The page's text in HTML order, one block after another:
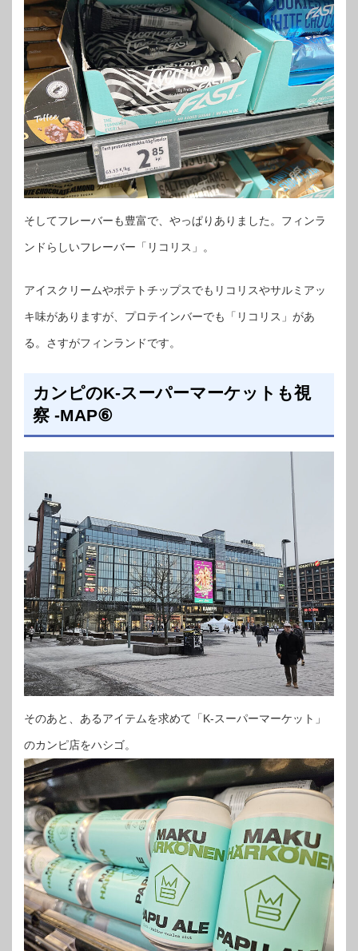
そしてフレーバーも豊富で、やっぱりありました。フィンラ
ンドらしいフレーバー「リコリス」。
アイスクリームやポテトチップスでもリコリスやサルミアッ
キ味がありますが、プロテインバーでも「リコリス」があ
る。さすがフィンランドです。
カンピのK-スーパーマーケットも視
察 -MAP⑥
そのあと、あるアイテムを求めて「K-スーパーマーケット」
のカンピ店をハシゴ。